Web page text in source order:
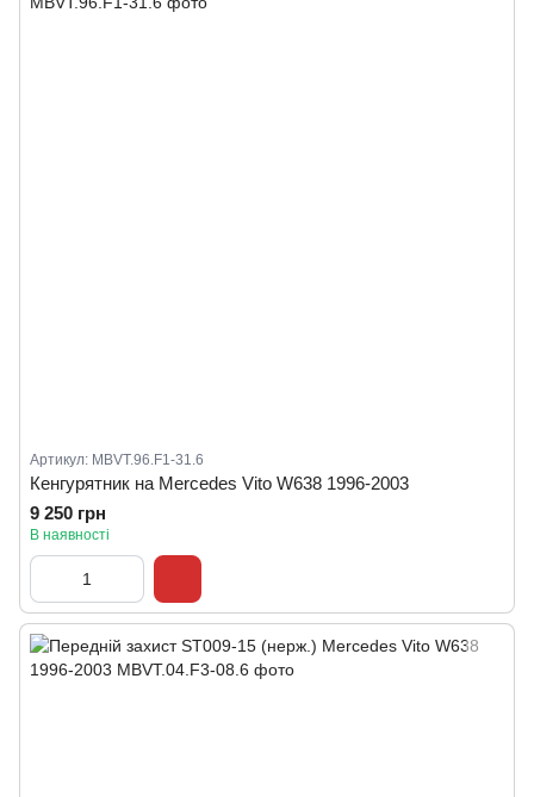
Артикул: MBVT.96.F1-31.6
Кенгурятник на Mercedes Vito W638 1996-2003
9 250 грн
В наявності